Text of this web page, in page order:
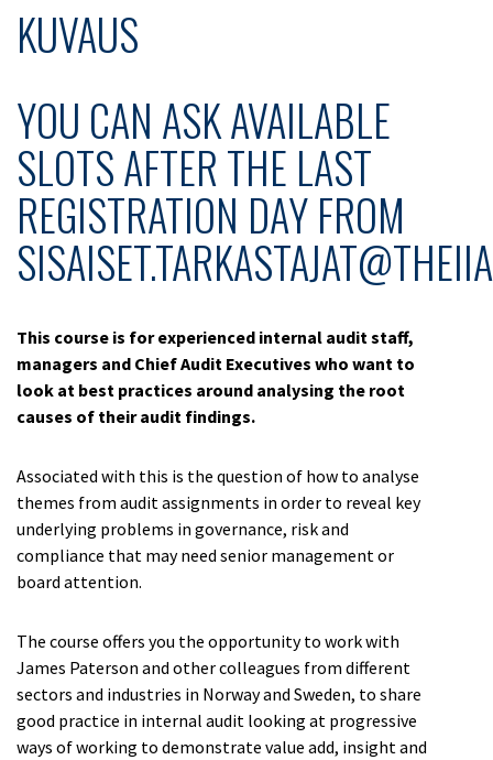
KUVAUS
YOU CAN ASK AVAILABLE
SLOTS AFTER THE LAST
REGISTRATION DAY FROM
This course is for experienced internal audit staff,
managers and Chief Audit Executives who want to
look at best practices around analysing the root
causes of their audit findings.
Associated with this is the question of how to analyse
themes from audit assignments in order to reveal key
underlying problems in governance, risk and
compliance that may need senior management or
board attention.
The course offers you the opportunity to work with
James Paterson and other colleagues from different
sectors and industries in Norway and Sweden, to share
good practice in internal audit looking at progressive
ways of working to demonstrate value add, insight and